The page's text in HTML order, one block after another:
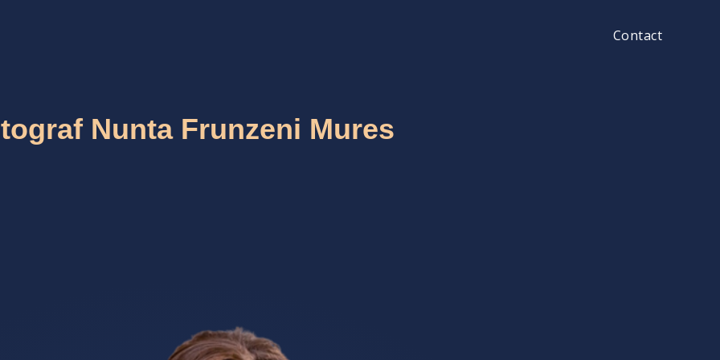
Contact
Nunta Frunzeni Mures